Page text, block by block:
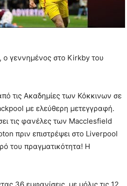
γεννημένος στο Kirkby του
τις Ακαδημίες των Κόκκινων σε
με ελεύθερη μετεγγραφή.
τις φανέλες των Macclesfield
πριν επιστρέψει στο Liverpool
του πραγματικότητα! Η